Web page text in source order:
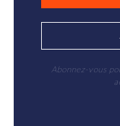
Abonnez-vous